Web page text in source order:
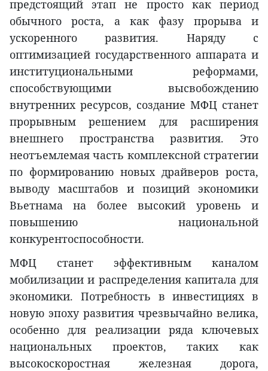
предстоящий этап не просто как период
обычного роста, а как фазу прорыва и
ускоренного развития. Наряду с
оптимизацией государственного аппарата и
институциональными реформами,
способствующими высвобождению
внутренних ресурсов, создание МФЦ станет
прорывным решением для расширения
внешнего пространства развития. Это
неотъемлемая часть комплексной стратегии
по формированию новых драйверов роста,
выводу масштабов и позиций экономики
Вьетнама на более высокий уровень и
повышению национальной
конкурентоспособности.
МФЦ станет эффективным каналом
мобилизации и распределения капитала для
экономики. Потребность в инвестициях в
новую эпоху развития чрезвычайно велика,
особенно для реализации ряда ключевых
национальных проектов, таких как
высокоскоростная железная дорога,